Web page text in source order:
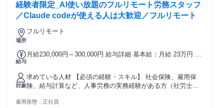
学歴：大学院 大学 語学力： 資格：
経験者限定_AI使い放題のフルリモート労務スタッフ
／Claude codeが使える人は大歓迎／フルリモート
場所
フルリモート
給与
月給230,000円～300,000円 給与詳細 基本給：月給 23万円 〜
れる通勤・皆勤・家族手当金額：なし 全員に一律で支払われ
るその他手当金額：なし ※前職経験・スキルを考慮します。
※賞与年2回支給 1ヶ月分×2回を標準にしてます！
対象
求めている人材 【必須の経験・スキル】 社会保険、雇用保
険、給与計算など、人事労務の実務経験がある方（社労士事
を、正確さを意識して進められる方 クラウドツールやIT環境
雇用形態： 正社員